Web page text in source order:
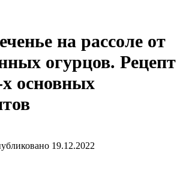
на рассоле от
огурцов. Рецепт
х основных
19.12.2022